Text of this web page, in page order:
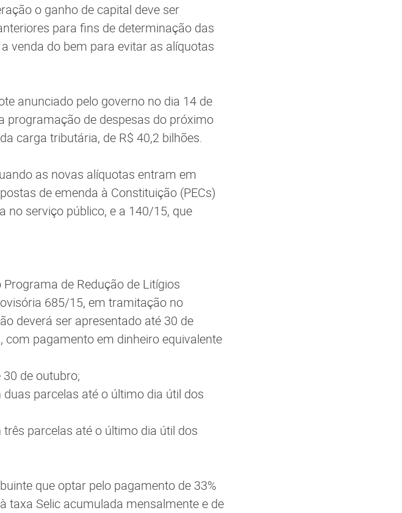
o ganho de capital deve ser
para fins de determinação das
venda do bem para evitar as alíquotas
anunciado pelo governo no dia 14 de
programação de despesas do próximo
carga tributária, de R$ 40,2 bilhões.
as novas alíquotas entram em
de emenda à Constituição (PECs)
no serviço público, e a 140/15, que
de Redução de Litígios
685/15, em tramitação no
deverá ser apresentado até 30 de
pagamento em dinheiro equivalente
de outubro;
parcelas até o último dia útil dos
parcelas até o último dia útil dos
que optar pelo pagamento de 33%
taxa Selic acumulada mensalmente e de